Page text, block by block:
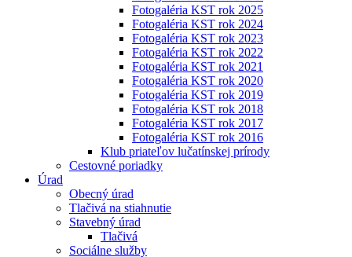
Fotogaléria KST rok 2025
Fotogaléria KST rok 2024
Fotogaléria KST rok 2023
Fotogaléria KST rok 2022
Fotogaléria KST rok 2021
Fotogaléria KST rok 2020
Fotogaléria KST rok 2019
Fotogaléria KST rok 2018
Fotogaléria KST rok 2017
Fotogaléria KST rok 2016
Klub priateľov lučatínskej prírody
Cestovné poriadky
Úrad
Obecný úrad
Tlačivá na stiahnutie
Stavebný úrad
Tlačivá
Sociálne služby